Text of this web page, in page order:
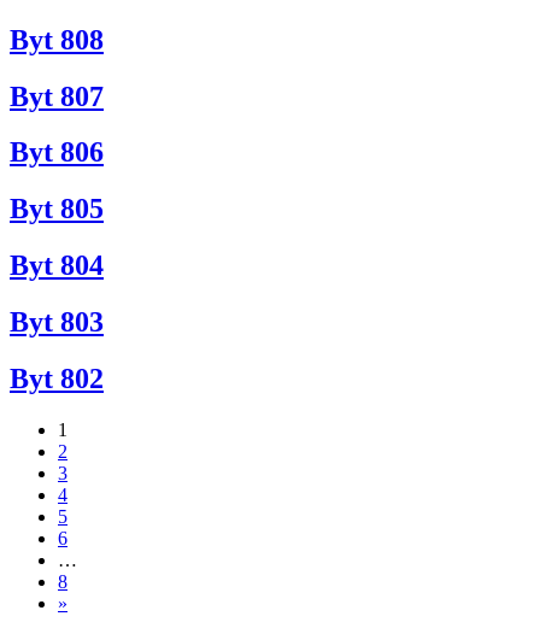
Byt 808
Byt 807
Byt 806
Byt 805
Byt 804
Byt 803
Byt 802
1
2
3
4
5
6
…
8
»